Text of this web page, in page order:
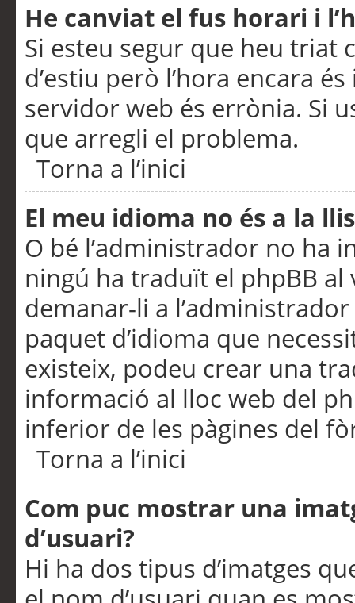
He canviat el fus horari i
Si esteu segur que heu triat
d’estiu però l’hora encara
servidor web és errònia. Si
que arregli el problema.
Torna a l’inici
El meu idioma no és a la
O bé l’administrador no ha
ningú ha traduït el phpBB
demanar-li a
paquet d’idioma que
existeix, podeu crear una
informació al lloc web del
inferior de les pàgines del
Torna a l’inici
Com puc mostrar una
d’usuari?
Hi ha dos tipus d’imatges